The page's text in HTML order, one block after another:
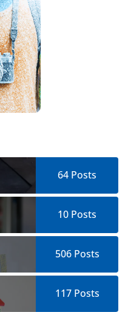
64 Posts
10 Posts
506Posts
117Posts